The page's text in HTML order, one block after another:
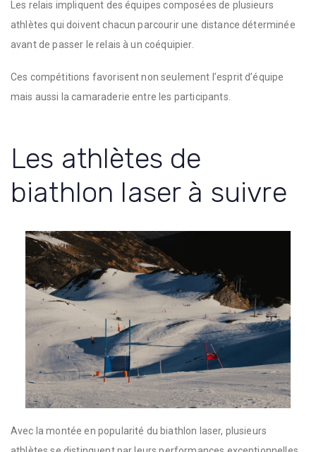
Les relais impliquent des équipes composées de plusieurs
athlètes qui doivent chacun parcourir une distance déterminée
avant de passer le relais à un coéquipier.
Ces compétitions favorisent non seulement l’esprit d’équipe
mais aussi la camaraderie entre les participants.
Les athlètes de
biathlon laser à suivre
Avec la montée en popularité du biathlon laser, plusieurs